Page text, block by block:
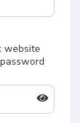
website